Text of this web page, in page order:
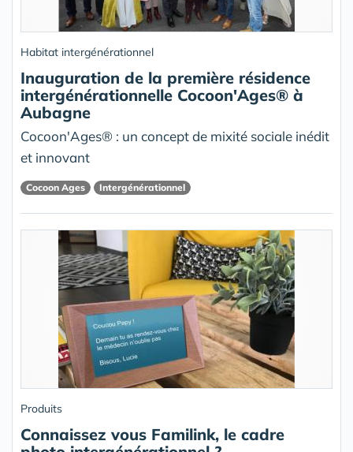
Habitat intergénérationnel
Inauguration de la première résidence
intergénérationnelle Cocoon'Ages® à
Aubagne
Cocoon'Ages® : un concept de mixité sociale inédit
et innovant
Cocoon Ages Intergénérationnel
Produits
Connaissez vous Familink, le cadre